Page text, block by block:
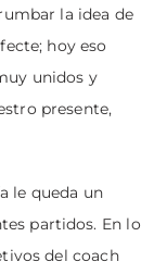
la idea de
hoy eso
unidos y
presente,
le queda un
partidos. En lo
del coach